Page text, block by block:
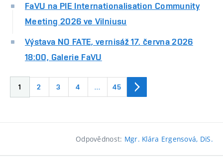
FaVU na PIE Internationalisation Community
Meeting 2026 ve Vilniusu
Výstava NO FATE, vernisáž 17. června 2026
18:00, Galerie FaVU
1 2 3 4 … 45
Odpovědnost: Mgr. Klára Ergensová, DiS.